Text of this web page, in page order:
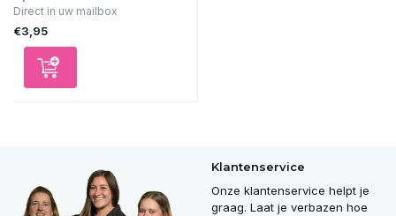
Direct in uw mailbox
€3,95
Klantenservice
Onze klantenservice helpt je
graag. Laat je verbazen hoe